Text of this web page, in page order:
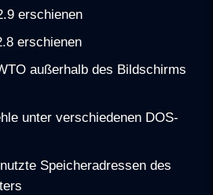
erschienen
erschienen
außerhalb des Bildschirms
unter verschiedenen DOS-
Speicheradressen des